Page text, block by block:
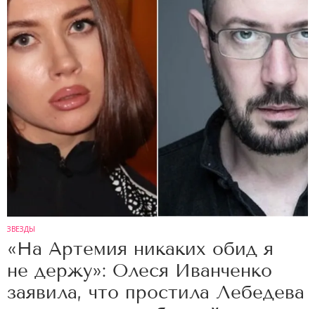
ЗВЕЗДЫ
«На Артемия никаких обид я
не держу»: Олеся Иванченко
заявила, что простила Лебедева